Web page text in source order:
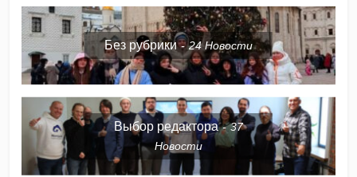
Без рубрики 24Новости
Выбор редактора
37
Новости